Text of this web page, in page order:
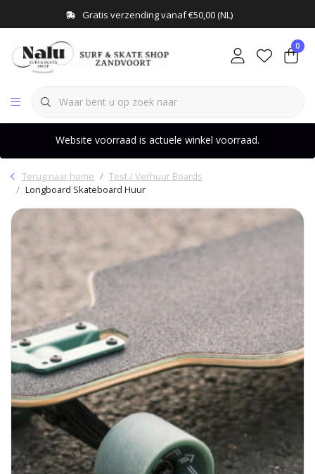
Gratis verzending vanaf €50,00 (NL)
0
Website voorraad is actuele winkel voorraad.
Terug naar home
Test / Verhuur Boards
Longboard Skateboard Huur